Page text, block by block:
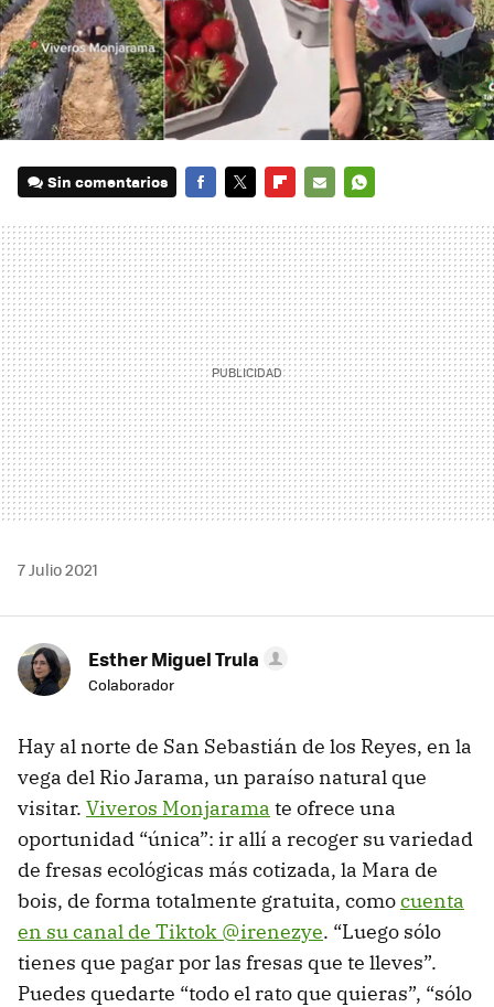
Sin comentarios
MAIL
7 Julio 2021
Esther Miguel Trula
Colaborador
Hay al norte de San Sebastián de los Reyes, en la
vega del Rio Jarama, un paraíso natural que
visitar. Viveros Monjarama te ofrece una
oportunidad “única”: ir allí a recoger su variedad
de fresas ecológicas más cotizada, la Mara de
bois, de forma totalmente gratuita, comocuenta
en su canal de Tiktok @irenezye. “Luego sólo
tienes que pagar por las fresas que te lleves”.
Puedes quedarte “todo el rato que quieras”, “sólo